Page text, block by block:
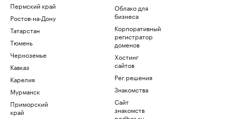
Пермский край
Ростов-на-Дону
Татарстан
Тюмень
Черноземье
Кавказ
Карелия
Мурманск
Приморский
край
Облако для
бизнеса
Корпоративный
регистратор
доменов
Хостинг
сайтов
Рег.решения
Знакомства
Сайт
знакомств